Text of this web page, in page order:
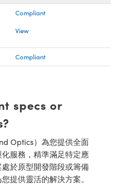
Compliant
View
Compliant
specs or
Optics）為您提供全面
服務，精準滿足特定應
於原型開發階段或籌備
提供靈活的解決方案。